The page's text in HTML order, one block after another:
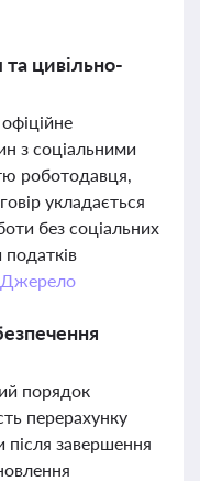
цивільно-
з соціальними
роботодавця,
укладається
без соціальних
податків
Джерело
порядок
перерахунку
після завершення